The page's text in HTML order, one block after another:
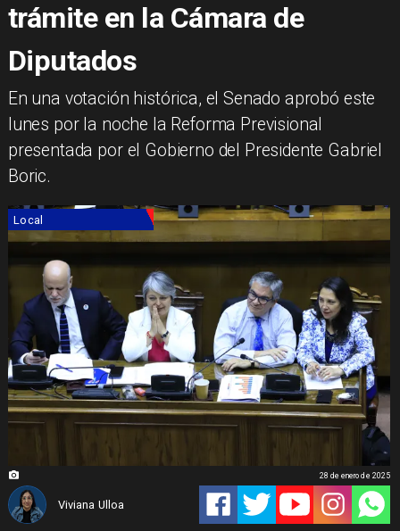
trámite en la Cámara de
Diputados
​En una votación histórica, el Senado aprobó este
lunes por la noche la Reforma Previsional
presentada por el Gobierno del Presidente Gabriel
Boric.
Local
Viviana Ulloa
28 de enero de 2025